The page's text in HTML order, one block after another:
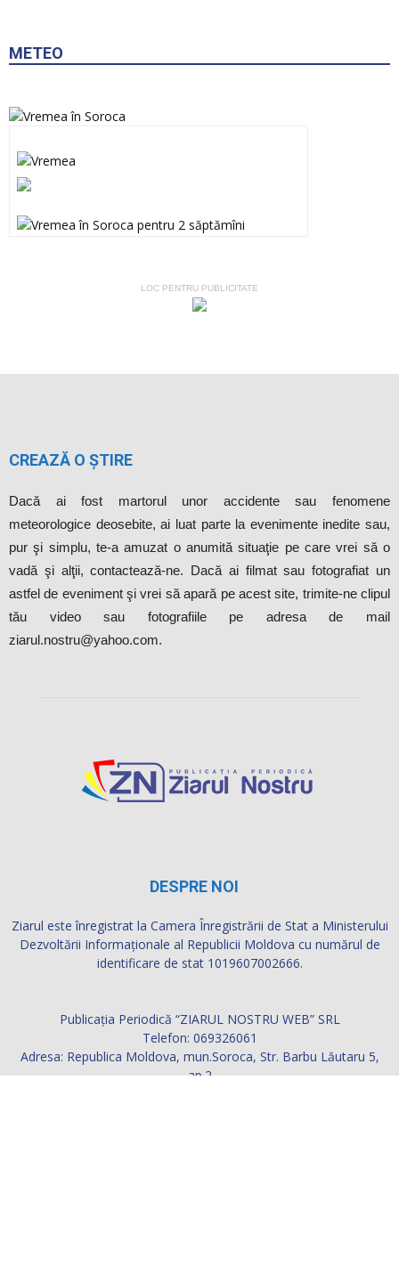
METEO
LOC PENTRU PUBLICITATE
CREAZĂ O ȘTIRE
Dacă ai fost martorul unor accidente sau fenomene
meteorologice deosebite, ai luat parte la evenimente inedite sau,
pur şi simplu, te-a amuzat o anumită situaţie pe care vrei să o
vadă şi alţii, contactează-ne. Dacă ai filmat sau fotografiat un
astfel de eveniment şi vrei să apară pe acest site, trimite-ne clipul
tău video sau fotografiile pe adresa de mail
ziarul.nostru@yahoo.com.
DESPRE NOI
Ziarul este înregistrat la Camera Înregistrării de Stat a Ministerului
Dezvoltării Informaţionale al Republicii Moldova cu numărul de
identificare de stat 1019607002666.
Publicația Periodică “ZIARUL NOSTRU WEB” SRL
Telefon: 069326061
Adresa: Republica Moldova, mun.Soroca, Str. Barbu Lăutaru 5,
ap.2